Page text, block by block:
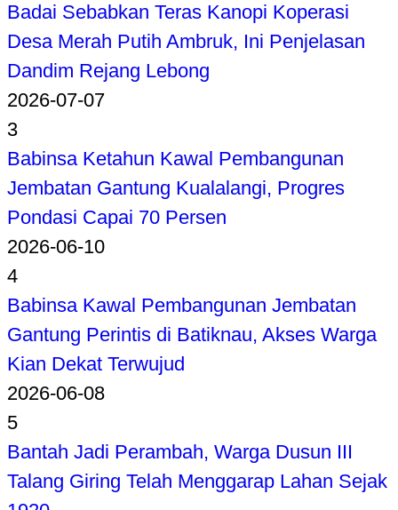
Badai Sebabkan Teras Kanopi Koperasi
Desa Merah Putih Ambruk, Ini Penjelasan
Dandim Rejang Lebong
2026-07-07
3
Babinsa Ketahun Kawal Pembangunan
Jembatan Gantung Kualalangi, Progres
Pondasi Capai 70 Persen
2026-06-10
4
Babinsa Kawal Pembangunan Jembatan
Gantung Perintis di Batiknau, Akses Warga
Kian Dekat Terwujud
2026-06-08
5
Bantah Jadi Perambah, Warga Dusun III
Talang Giring Telah Menggarap Lahan Sejak